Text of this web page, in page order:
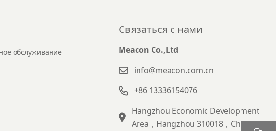
обслуживание
Связаться с нами
Meacon Co.,Ltd
info@meacon.com.cn
+86 13336154076
Hangzhou Economic Development
Area，Hangzhou 310018，China